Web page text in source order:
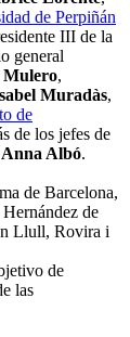
de Perpiñán
III de la
general
Mulero,
Muradàs,
de
de los jefes de
Anna Albó.
de Barcelona,
de
Llull, Rovira i
de
las